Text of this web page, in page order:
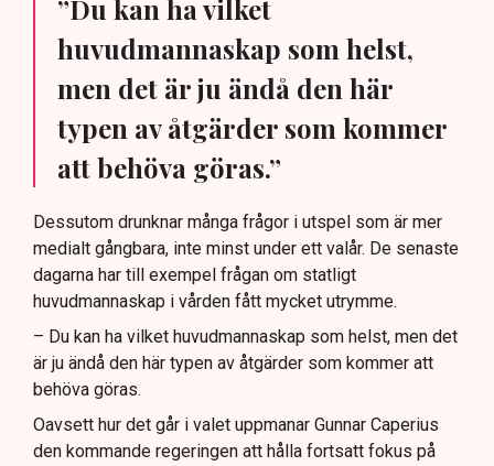
”Du kan ha vilket
huvudmannaskap som helst,
men det är ju ändå den här
typen av åtgärder som kommer
att behöva göras.”
Dessutom drunknar många frågor i utspel som är mer
medialt gångbara, inte minst under ett valår. De senaste
dagarna har till exempel frågan om statligt
huvudmannaskap i vården fått mycket utrymme.
– Du kan ha vilket huvudmannaskap som helst, men det
är ju ändå den här typen av åtgärder som kommer att
behöva göras.
Oavsett hur det går i valet uppmanar Gunnar Caperius
den kommande regeringen att hålla fortsatt fokus på